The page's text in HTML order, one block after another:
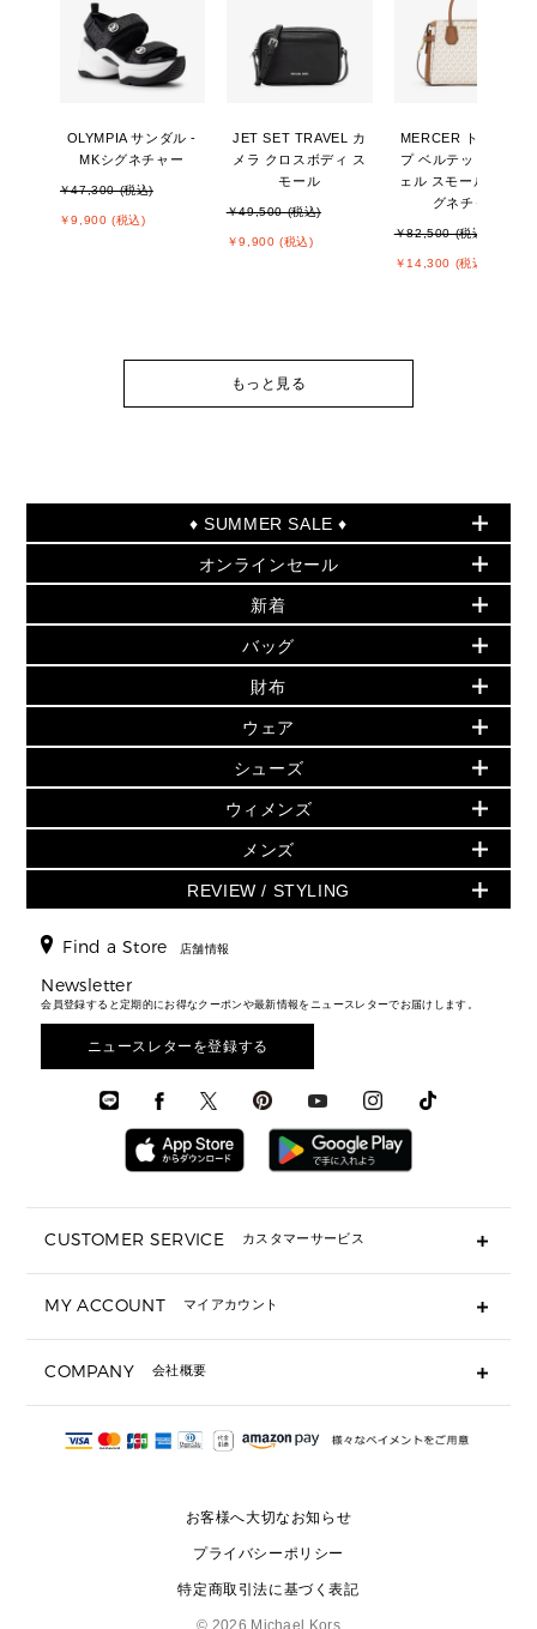
OLYMPIA サンダル -
MKシグネチャー
￥47,300 (税込)
￥9,900 (税込)
JET SET TRAVEL カ
メラ クロスボディ ス
モール
￥49,500 (税込)
￥9,900 (税込)
MERCER トップジッ
プ ベルテッド サッチ
ェル スモール - MKシ
グネチャー
￥82,500 (税込)
￥14,300 (税込)
もっと見る
♦ SUMMER SALE ♦
セールおすすめアイテム
▶ ウィメンズ
バッグ
小物
シューズ・靴
ウェア
アクセサリー
時計
▶ メンズ
バッグ
ウェア
アクセサリー
オンラインセール
PRODUCT OF THE MONTH - 今月の特別価格
再値下げアイテム
追加アイテム
▶ ウィメンズすべて(ウェア・シューズ除く)
バッグ
財布・小物
ウェア
シューズ
時計・ジュエリー
アクセサリー
メンズ バッグ
メンズ 財布・小物
メンズ シューズ
メンズ ウェア
メンズ 時計・その他
新着
夏のスタイル
▶ すべて
▶ ウィメンズすべて
財布・小物
アクセサリー
フレグランス
シューズ
▶ メンズすべて
メンズ財布・小物
メンズアクセサリー
メンズウェア
バッグ
人気の定番アイテム
日本限定 - バッグ
▶ ウィメンズすべて
トートバッグ
ショルダーバッグ
クロスボディ・斜め掛け
トラベル
3 IN 1 / 2 IN 1 バッグ
▶ メンズすべて
財布
日本限定 - 財布・小物
▶ ウィメンズすべて
GREENWICH
折り財布(二つ折り・三つ折り)
長財布
▶ メンズすべて
ウェア
▶ ウィメンズすべて
トップス
スカート・パンツ
ジャケット・アウター
▶ メンズすべて
シューズ
▶ ウィメンズすべて
サンダル
スニーカー
▶ メンズすべて
ウィメンズ
人気の定番アイテム
▶ ウィメンズすべて
▶ バッグすべて
通勤・通学アイテム
3 IN 1 バッグ
ミニ財布・フラグメントケース
▶ 小物すべて
定期ケース・カードケース・名刺入れ
サンダル
スニーカー
▶ ウェア
メンズ
▶ メンズすべて
財布・小物
時計・ジュエリー
アクセサリー
REVIEW / STYLING
エディターレビュー
Find a Store 店舗情報
Newsletter
会員登録すると定期的にお得なクーポンや最新情報をニュースレターでお届けします。
ニュースレターを登録する
CUSTOMER SERVICE カスタマーサービス
ギフト用にラッピングができますか？
ショッピングバッグを購入商品分送ってもらえますか？
注文後に完了メールが受信できないのですが？
サイズ交換はできますか？
MY ACCOUNT マイアカウント
COMPANY 会社概要
会社概要
お客様へ大切なお知らせ
プライバシーポリシー
特定商取引法に基づく表記
© 2026 Michael Kors